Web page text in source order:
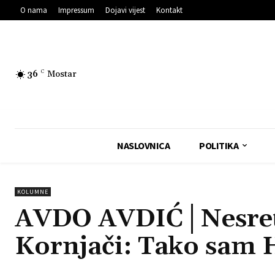
O nama Impressum Dojavi vijest Kontakt
36 C Mostar
NASLOVNICA POLITIKA
KOLUMNE
AVDO
Kornjači: Tako sam